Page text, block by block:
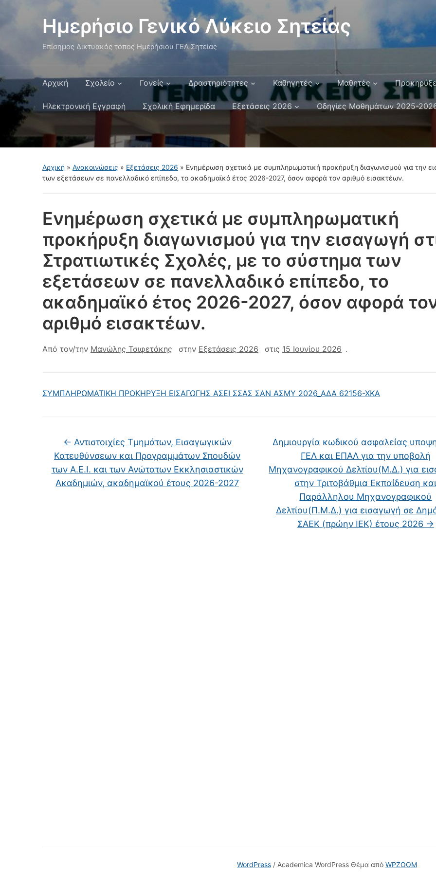
Ημερήσιο Γενικό Λύκειο Σητείας
Επίσημος Δικτυακός τόπος Ημερήσιου ΓΕΛ Σητείας
Αρχική Σχολείο Γονείς Δραστηριότητες Καθηγητές Μαθητές
Ηλεκτρονική Εγγραφή Σχολική Εφημερίδα Εξετάσεις 2026 Οδηγίες Μαθημάτων 2025-
Αρχική » Ανακοινώσεις » Εξετάσεις 2026 » Ενημέρωση σχετικά με συμπληρωματική προκήρυξη διαγωνισμού για την
των εξετάσεων σε πανελλαδικό επίπεδο, το ακαδημαϊκό έτος 2026-2027, όσον αφορά τον αριθμό εισακτέων.
Ενημέρωση σχετικά με συμπληρωματική
προκήρυξη διαγωνισμού για την εισαγωγή
Στρατιωτικές Σχολές, με το σύστημα των
εξετάσεων σε πανελλαδικό επίπεδο, το
ακαδημαϊκό έτος 2026-2027, όσον αφορά
αριθμό εισακτέων.
Από τον/την Μανώλης Τσιφετάκης στην Εξετάσεις 2026 στις 15 Ιουνίου 2026 .
ΣΥΜΠΛΗΡΩΜΑΤΙΚΗ ΠΡΟΚΗΡΥΞΗ ΕΙΣΑΓΩΓΗΣ ΑΣΕΙ ΣΣΑΣ ΣΑΝ ΑΣΜΥ 2026_ΑΔΑ 62156-ΧΚΑ
← Αντιστοιχίες Τμημάτων, Εισαγωγικών
Κατευθύνσεων και Προγραμμάτων Σπουδών
των Α.Ε.Ι. και των Ανώτατων Εκκλησιαστικών
Ακαδημιών, ακαδημαϊκού έτους 2026-2027
Δημιουργία κωδικού ασφαλείας
ΓΕΛ και ΕΠΑΛ για την υποβολή
Μηχανογραφικού Δελτίου(Μ.Δ.) για
στην Τριτοβάθμια Εκπαίδευση
Παράλληλου Μηχανογραφικού
Δελτίου(Π.Μ.Δ.) για εισαγωγή σε
ΣΑΕΚ (πρώην ΙΕΚ) έτους 2026 →
WordPress / Academica WordPress Θέμα από WPZOOM